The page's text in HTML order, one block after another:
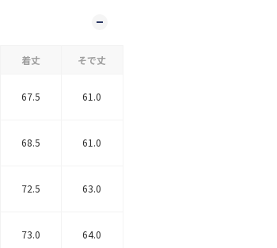
着丈 そで丈
67.5 61.0
68.5 61.0
72.5 63.0
73.0 64.0